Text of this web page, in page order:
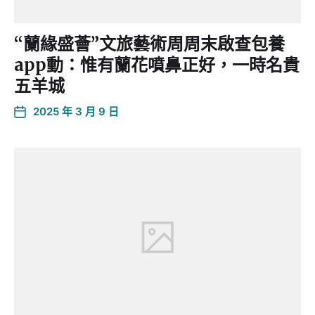
“蘭緣盛薈”文旅藝術周周末啟查包養
app動：惟有蘭花噴鼻正好，一時名貴
五羊城
2025 年 3 月 9 日